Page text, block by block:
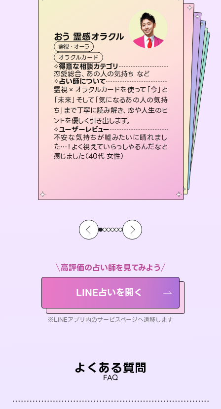
おう 霊感オラクル
霊視・オーラ
オラクルカード
得意な相談カテゴリ
恋愛総合、あの人の気持ち など
占い師について
霊視×オラクルカードを使って「今」と
「未来」そして「気になるあの人の気持
ち」まで丁寧に読み解き、恋や人生のヒ
ントを優しく引き出します。
ユーザーレビュー
不安な気持ちが嘘みたいに晴れまし
た…！よく視えていらっしゃるんだなと
感じました（40代 女性）
桃源珠羽（とうげんみう
霊視・オーラ
スピリチュアル・リーディング
得意な相談カテゴリ
片想い、あの人の気持ち、復縁 など
占い師について
恋愛のお悩みの中でも特に「曖昧な関
係」の相談を得意としており、友達以上
恋人未満なお相手との今後や本音を丁
寧に読み解き恋愛成就へと導きます。
ユーザーレビュー
鑑定していただいてアドバイス通りに行
動すると仲が復活してきました。ありが
とうございました（40代 女性）
アイリス -iris-
西洋占星術
ルーン
得意な相談カテゴリ
恋愛総合、片想い、二人の未来 など
占い師について
復縁、恋愛、不倫の行方、同性愛や片
思い、仕事関係や借金問題まで知りた
いことや心の負担になっていることを
紐解き、背中をそっと押して導きます。
ユーザーレビュー
安心感のあり、言い切ってくれる所や濁
さない鑑定のおかげで、毎回自分の気
持ちを整えられます（30代 男性）
未来視師＊花
霊視・オーラ
スピリチュアル・リーディング
得意な相談カテゴリ
出逢い、片想い、復縁 など
占い師について
未来には何パターンもの選択肢があります。不安で視えにくくなっているあなたの素敵な未来を見つけ、その未来を選択できるようアドバイスします。
ユーザーレビュー
職場の人の性質や人間関係、本心など
本当によく視えていてびっくり。対策が
打てて前向きになれます（40代）
セラピスト理恵
スピリチュアル・リーディング
得意な相談カテゴリ
片想い、二人の未来、年の差 など
占い師について
連絡再開、復縁、成就などの報告実績
多数。セラピストとして2万超の施術経
験があるからこそできる鑑定で、より良
い未来をサポートします。
ユーザーレビュー
とても心温まる鑑定でした。しかもこち
らは何も言っていないのに視えていらっ
しゃるんだなと驚きです（30代女性）
霊視・オーラ
スピリチュアル・リーディング
得意な相談カテゴリ
片想い、あの人の気持ち、復縁 など
占い師について
3,700年以上の歴史を持つ東洋最古の
占術「易占」で詳細まで占い、幸せへ向
かう道筋を示します。厳しい結果にも具
体的な対策をお伝えします。
ユーザーレビュー
複雑な背景もしっかり聞いて鑑定して
いただけました。気持ちが楽になりまし
た（50代 女性）
高評価の占い師を見てみよう
LINE占いを開く
※LINEアプリ内のサービスページへ遷移します
よくある質問
FAQ